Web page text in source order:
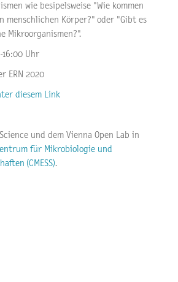
wie besipelsweise "Wie kommen
menschlichen Körper?" oder "Gibt es
Mikroorganismen?".
16:00 Uhr
ERN 2020
diesem Link
und dem Vienna Open Lab in
für Mikrobiologie und
(CMESS).